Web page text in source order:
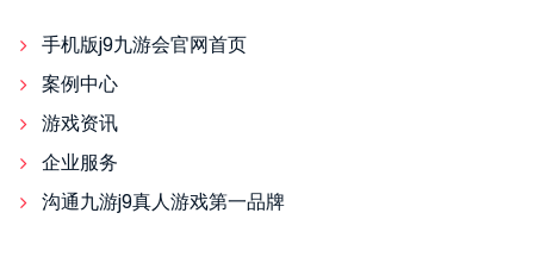
手机版j9九游会官网首页
案例中心
游戏资讯
企业服务
沟通九游j9真人游戏第一品牌